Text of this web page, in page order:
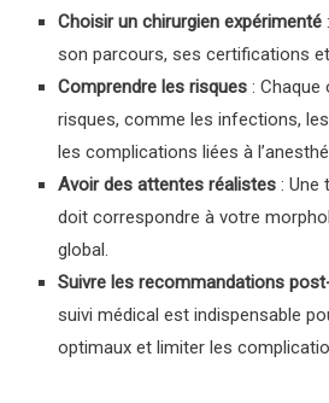
Choisir un chirurgien expérimenté
son parcours, ses certifications
Comprendre les risques :
risques, comme les infections,
les complications liées à
Avoir des attentes réalistes : Une
doit correspondre à votre
global.
Suivre les recommandations
suivi médical est indispensable
optimaux et limiter les